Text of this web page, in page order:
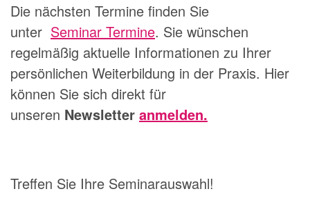
Die nächsten Termine finden Sie
unter Seminar Termine. Sie wünschen
regelmäßig aktuelle Informationen zu Ihrer
persönlichen Weiterbildung in der Praxis. Hier
können Sie sich direkt für
unseren Newsletter anmelden.
Treffen Sie Ihre Seminarauswahl!